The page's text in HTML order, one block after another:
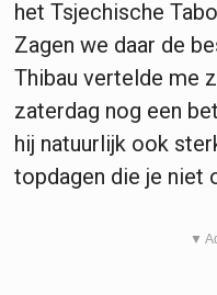
het Tsjechische
Zagen we daar de
Thibau vertelde me
zaterdag nog een
hij natuurlijk ook
topdagen die je niet
▼